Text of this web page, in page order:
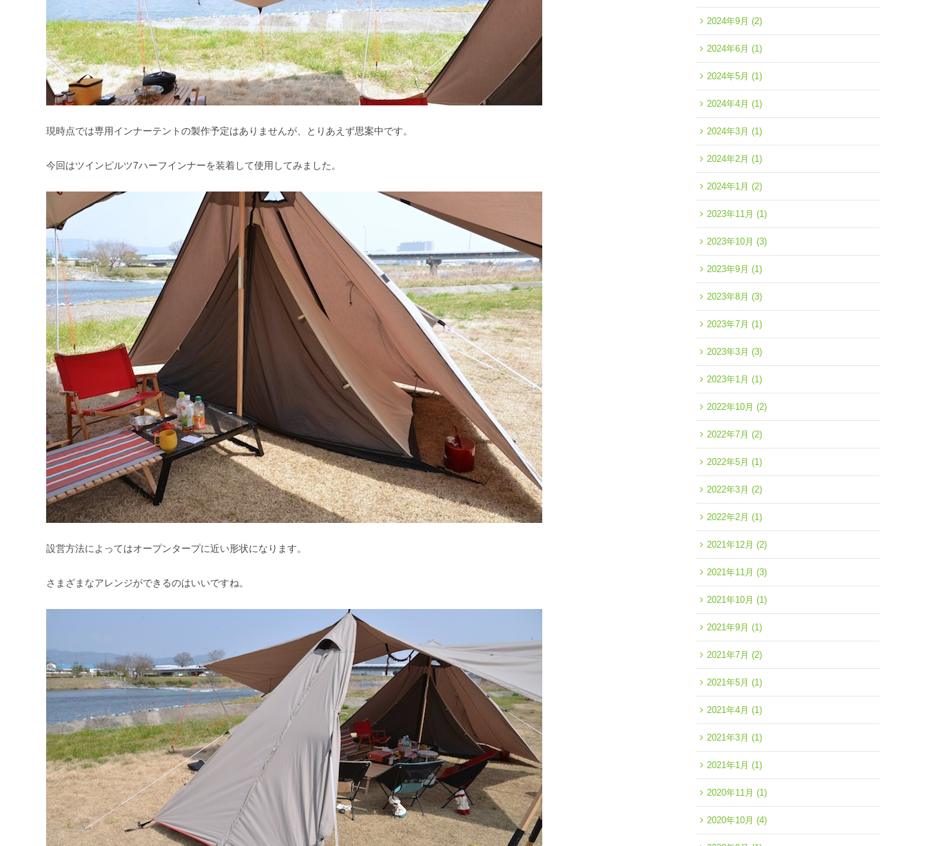
現時点では専用インナーテントの製作予定はありませんが、とりあえず思案中です。
今回はツインピルツ7ハーフインナーを装着して使用してみました。
設営方法によってはオープンタープに近い形状になります。
さまざまなアレンジができるのはいいですね。
2024年9月 (2)
2024年6月 (1)
2024年5月 (1)
2024年4月 (1)
2024年3月 (1)
2024年2月 (1)
2024年1月 (2)
2023年11月 (1)
2023年10月 (3)
2023年9月 (1)
2023年8月 (3)
2023年7月 (1)
2023年3月 (3)
2023年1月 (1)
2022年10月 (2)
2022年7月 (2)
2022年5月 (1)
2022年3月 (2)
2022年2月 (1)
2021年12月 (2)
2021年11月 (3)
2021年10月 (1)
2021年9月 (1)
2021年7月 (2)
2021年5月 (1)
2021年4月 (1)
2021年3月 (1)
2021年1月 (1)
2020年11月 (1)
2020年10月 (4)